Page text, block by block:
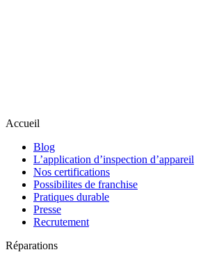
Accueil
Blog
L’application d’inspection d’appareil
Nos certifications
Possibilites de franchise
Pratiques durable
Presse
Recrutement
Réparations